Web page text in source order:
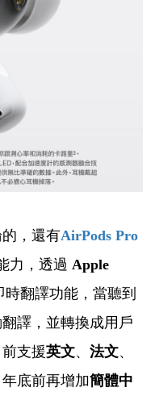
，還有AirPods Pro
力，透過 Apple
翻譯功能，當聽到
譯，並轉換成用戶
支援英文、 法文、
年底前再增加簡體中